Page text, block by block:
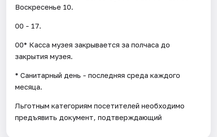
Воскресенье 10.
00 - 17.
00* Касса музея закрывается за полчаса до
закрытия музея.
* Санитарный день - последняя среда каждого
месяца.
Льготным категориям посетителей необходимо
предъявить документ, подтверждающий